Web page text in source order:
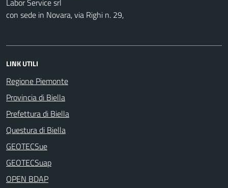
con sede in Novara, via Righi n. 29,
LINK UTILI
Regione Piemonte
Provincia di Biella
Prefettura di Biella
Questura di Biella
GEOTECSue
GEOTECSuap
OPEN BDAP